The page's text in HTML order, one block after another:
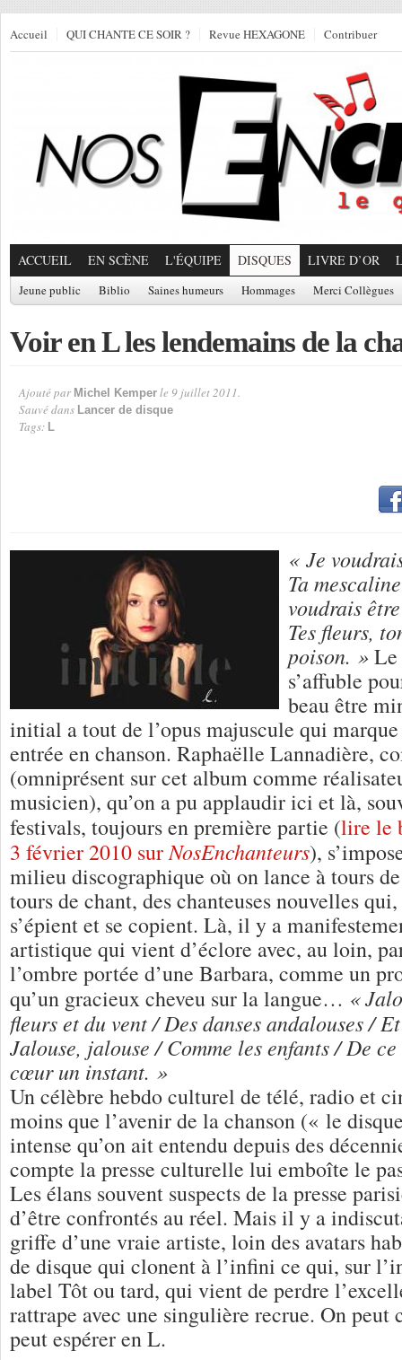
Accueil QUI CHANTE CE SOIR ? Revue HEXAGONE Contribuer
ACCUEIL EN SCÈNE L'ÉQUIPE DISQUES LIVRE D’OR
Jeune public Biblio Saines humeurs Hommages Merci Collègues
Voir en L les lendemains de la
Ajouté par Michel Kemper le 9 juillet 2011.
Sauvé dans Lancer de disque
Tags: L
« Je
Ta
voudrais
Tes fleurs,
poison. »
s’affuble
beau être
initial a tout de l’opus majuscule qui
entrée en chanson. Raphaëlle Lannadière,
(omniprésent sur cet album comme
musicien), qu’on a pu applaudir ici et là,
festivals, toujours en première partie (lire le
3 février 2010 surNosEnchanteurs),
milieu discographique où on lance à tours
tours de chant, des chanteuses nouvelles
s’épient et se copient. Là, il y a
artistique qui vient d’éclore avec, au loin,
l’ombre portée d’une Barbara, comme un
qu’un gracieux cheveu sur la langue… «
fleurs et du vent / Des danses andalouses /
Jalouse, jalouse / Comme les enfants / De
cœur un instant. »
Un célèbre hebdo culturel de télé, radio et
moins que l’avenir de la chanson (« le
intense qu’on ait entendu depuis des
compte la presse culturelle lui emboîte le
Les élans souvent suspects de la presse
d’être confrontés au réel. Mais il y a
griffe d’une vraie artiste, loin des avatars
de disque qui clonent à l’infini ce qui, sur
label Tôt ou tard, qui vient de perdre
rattrape avec une singulière recrue. On peut
peut espérer en L.